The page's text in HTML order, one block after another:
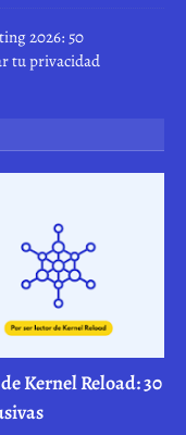
2026: 50
tu privacidad
Kernel Reload: 30